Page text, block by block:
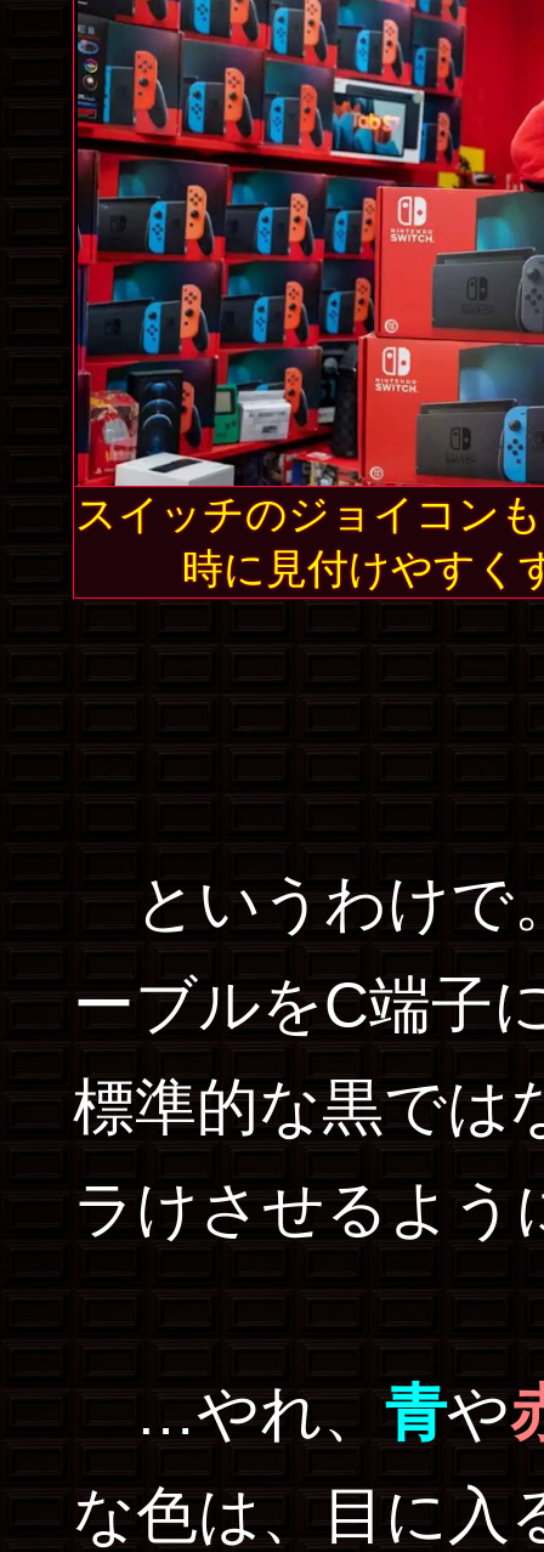
スイッチのジョイコン
時に見付けやすく
というわけで
ーブルをC端子
標準的な黒では
ラけさせるよう
…やれ、青や
な色は、目に入